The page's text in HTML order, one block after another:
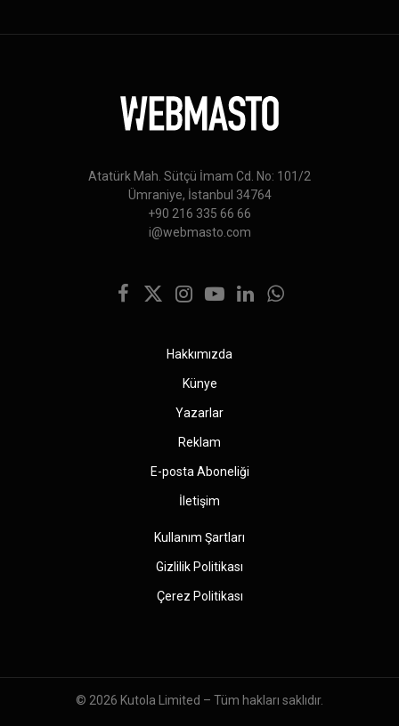
Atatürk Mah. Sütçü İmam Cd. No: 101/2
Ümraniye, İstanbul 34764
+90 216 335 66 66
i@webmasto.com
Facebook
X
Instagram
YouTubeLinkedInWhatsApp
Hakkımızda
Künye
Yazarlar
Reklam
E-posta Aboneliği
İletişim
Kullanım Şartları
Gizlilik Politikası
Çerez Politikası
© 2026 Kutola Limited – Tüm hakları saklıdır.